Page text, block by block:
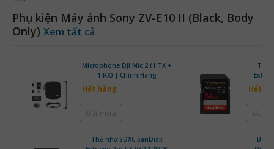
Phụ kiện Máy ảnh Sony ZV-E10 II (Black, Body
Only) Xem tất cả
Microphone DJI Mic 2 (1 TX +
1 RX) | Chính Hãng
Hết hàng
Thẻ nhớ SDXC SanDisk
Thẻ
Hết
Balo